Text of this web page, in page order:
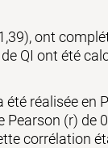
ont
QI ont été
réalisée en
(r) de
corrélation